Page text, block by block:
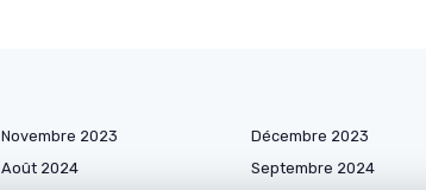
Novembre 2023 Décembre 2023
Août 2024 Septembre 2024